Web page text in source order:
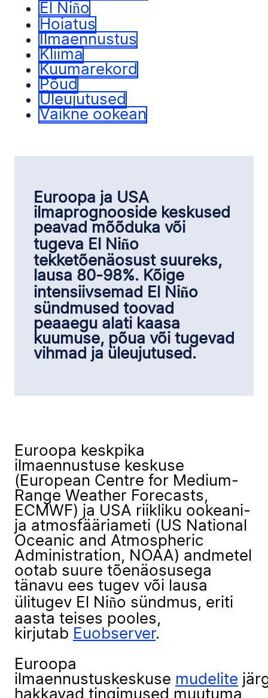
El Niño
Hoiatus
Ilmaennustus
Kliima
Kuumarekord
Põud
Üleujutused
Vaikne ookean
Euroopa ja USA
ilmaprognooside keskused
peavad mõõduka või
tugeva El Niño
tekketõenäosust suureks,
lausa 80-98%. Kõige
intensiivsemad El Niño
sündmused toovad
peaaegu alati kaasa
kuumuse, põua või tugevad
vihmad ja üleujutused.
Euroopa keskpika
ilmaennustuse keskuse
(European Centre for Medium-
Range Weather Forecasts,
ECMWF) ja USA riikliku ookeani-
ja atmosfääriameti (US National
Oceanic and Atmospheric
Administration, NOAA) andmetel
ootab suure tõenäosusega
tänavu ees tugev või lausa
ülitugev El Niño sündmus, eriti
aasta teises pooles,
kirjutab Euobserver.
Euroopa
ilmaennustuskeskuse mudelite
hakkavad tingimused muutuma